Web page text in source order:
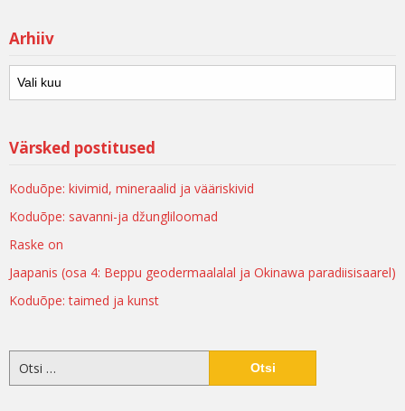
Arhiiv
Värsked postitused
Koduõpe: kivimid, mineraalid ja vääriskivid
Koduõpe: savanni-ja džungliloomad
Raske on
Jaapanis (osa 4: Beppu geodermaalalal ja Okinawa paradiisisaarel)
Koduõpe: taimed ja kunst